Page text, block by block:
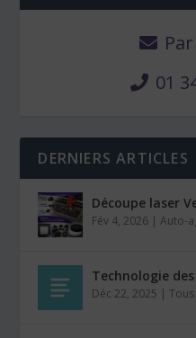
01
DERNIERS ARTICLES
Découpe laser
Fév 4, 2026 |Auto-
Technologie
Déc 22, 2025 |